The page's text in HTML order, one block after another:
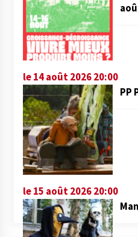
le 14 août 2026 20:00
PP
le 15 août 2026 20:00